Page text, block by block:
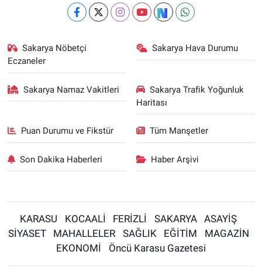
Sakarya Nöbetçi
Eczaneler
Sakarya Hava Durumu
Sakarya Namaz Vakitleri
Sakarya Trafik Yoğunluk
Haritası
Puan Durumu ve Fikstür Tüm Manşetler
Son Dakika Haberleri Haber Arşivi
KARASU KOCAALİ FERİZLİ SAKARYA
ASAYİŞ
SİYASET
MAHALLELER SAĞLIK EĞİTİM
MAGAZİN
EKONOMİ
Öncü Karasu Gazetesi